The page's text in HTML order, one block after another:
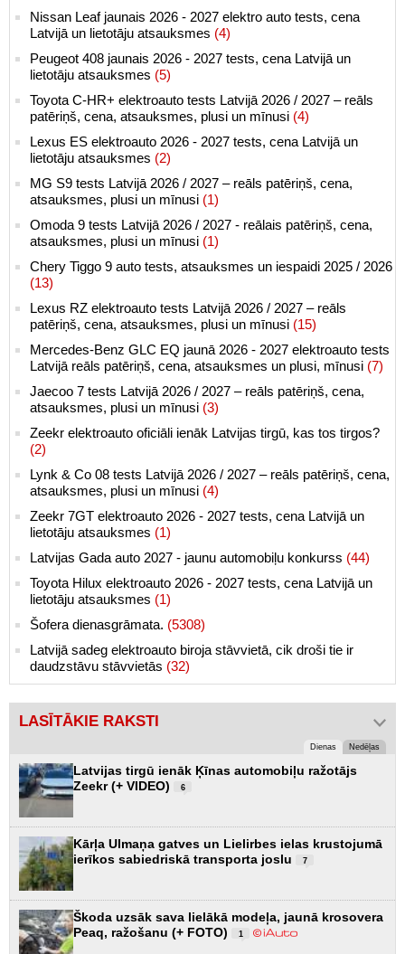
Nissan Leaf jaunais 2026 - 2027 elektro auto tests, cena
Latvijā un lietotāju atsauksmes (4)
Peugeot 408 jaunais 2026 - 2027 tests, cena Latvijā un
lietotāju atsauksmes (5)
Toyota C-HR+ elektroauto tests Latvijā 2026 / 2027 – reāls
patēriņš, cena, atsauksmes, plusi un mīnusi (4)
Lexus ES elektroauto 2026 - 2027 tests, cena Latvijā un
lietotāju atsauksmes (2)
MG S9 tests Latvijā 2026 / 2027 – reāls patēriņš, cena,
atsauksmes, plusi un mīnusi (1)
Omoda 9 tests Latvijā 2026 / 2027 - reālais patēriņš, cena,
atsauksmes, plusi un mīnusi (1)
Chery Tiggo 9 auto tests, atsauksmes un iespaidi 2025 / 2026
(13)
Lexus RZ elektroauto tests Latvijā 2026 / 2027 – reāls
patēriņš, cena, atsauksmes, plusi un mīnusi (15)
Mercedes-Benz GLC EQ jaunā 2026 - 2027 elektroauto tests
Latvijā reāls patēriņš, cena, atsauksmes un plusi, mīnusi (7)
Jaecoo 7 tests Latvijā 2026 / 2027 – reāls patēriņš, cena,
atsauksmes, plusi un mīnusi (3)
Zeekr elektroauto oficiāli ienāk Latvijas tirgū, kas tos tirgos?
(2)
Lynk & Co 08 tests Latvijā 2026 / 2027 – reāls patēriņš, cena,
atsauksmes, plusi un mīnusi (4)
Zeekr 7GT elektroauto 2026 - 2027 tests, cena Latvijā un
lietotāju atsauksmes (1)
Latvijas Gada auto 2027 - jaunu automobiļu konkurss (44)
Toyota Hilux elektroauto 2026 - 2027 tests, cena Latvijā un
lietotāju atsauksmes (1)
Šofera dienasgrāmata. (5308)
Latvijā sadeg elektroauto biroja stāvvietā, cik droši tie ir
daudzstāvu stāvvietās (32)
LASĪTĀKIE RAKSTI
Dienas Nedēļas
Latvijas tirgū ienāk Ķīnas automobiļu ražotājs
Zeekr (+ VIDEO)
6
Kārļa Ulmaņa gatves un Lielirbes ielas krustojumā
ierīkos sabiedriskā transporta joslu
7
Škoda uzsāk sava lielākā modeļa, jaunā krosovera
Peaq, ražošanu (+ FOTO)
1